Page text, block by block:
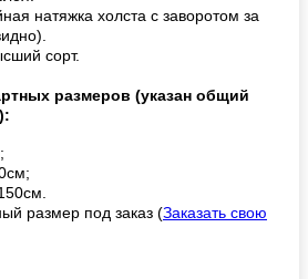
натяжка холста с заворотом за
сорт.
размеров (указан общий
размер под заказ (Заказать свою